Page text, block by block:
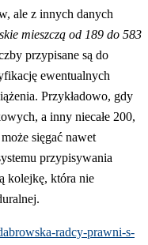
ale z innych danych
mieszczą od 189 do 583
przypisane są do
ewentualnych
Przykładowo, gdy
a inny niecałe 200,
sięgać nawet
przypisywania
kolejkę, która nie
radcy-prawni-s-